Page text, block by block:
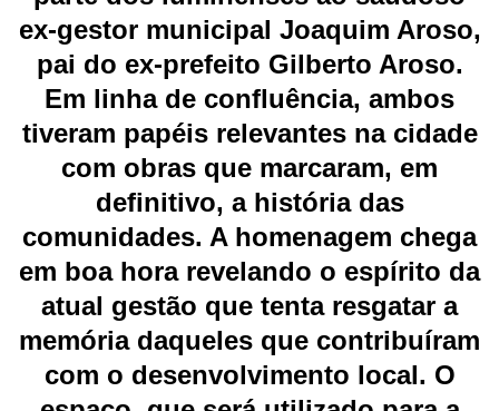
ex-gestor municipal Joaquim Aroso,
pai do ex-prefeito Gilberto Aroso.
Em linha de confluência, ambos
tiveram papéis relevantes na cidade
com obras que marcaram, em
definitivo, a história das
comunidades. A homenagem chega
em boa hora revelando o espírito da
atual gestão que tenta resgatar a
memória daqueles que contribuíram
com o desenvolvimento local. O